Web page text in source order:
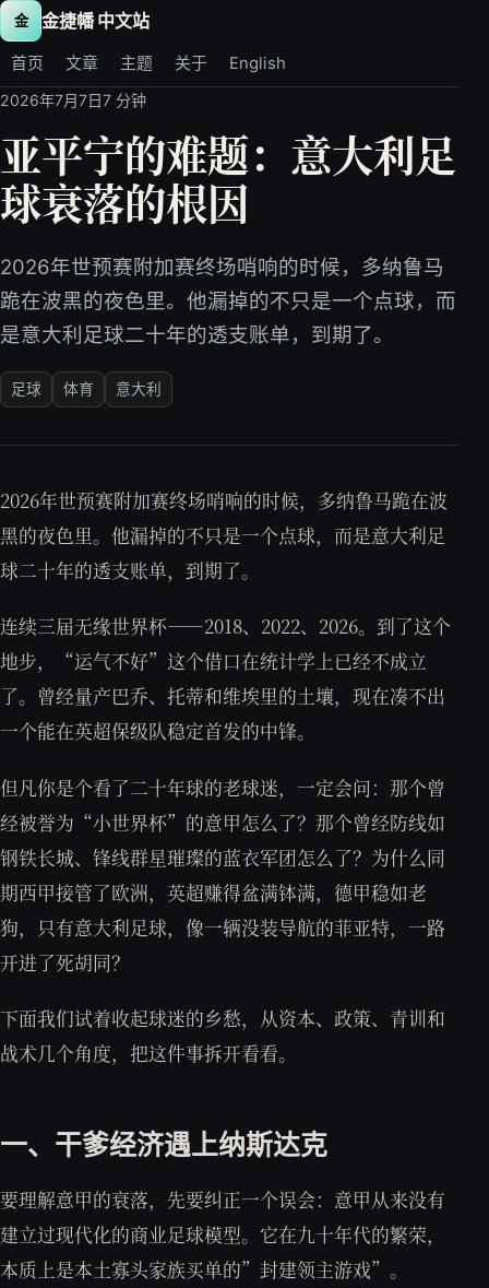
金 金捷幡 中文站
首页 文章 主题 关于 English
2026年7月7日7 分钟
亚平宁的难题：意大利足
球衰落的根因
2026年世预赛附加赛终场哨响的时候，多纳鲁马
跪在波黑的夜色里。他漏掉的不只是一个点球，而
是意大利足球二十年的透支账单，到期了。
足球 体育 意大利
2026年世预赛附加赛终场哨响的时候，多纳鲁马跪在波
黑的夜色里。他漏掉的不只是一个点球，而是意大利足
球二十年的透支账单，到期了。
连续三届无缘世界杯——2018、2022、2026。到了这个
地步，“运气不好”这个借口在统计学上已经不成立
了。曾经量产巴乔、托蒂和维埃里的土壤，现在凑不出
一个能在英超保级队稳定首发的中锋。
但凡你是个看了二十年球的老球迷，一定会问：那个曾
经被誉为“小世界杯”的意甲怎么了？那个曾经防线如
钢铁长城、锋线群星璀璨的蓝衣军团怎么了？为什么同
期西甲接管了欧洲，英超赚得盆满钵满，德甲稳如老
狗，只有意大利足球，像一辆没装导航的菲亚特，一路
开进了死胡同？
下面我们试着收起球迷的乡愁，从资本、政策、青训和
战术几个角度，把这件事拆开看看。
一、干爹经济遇上纳斯达克
要理解意甲的衰落，先要纠正一个误会：意甲从来没有
建立过现代化的商业足球模型。它在九十年代的繁荣，
本质上是本土寡头家族买单的”封建领主游戏”。